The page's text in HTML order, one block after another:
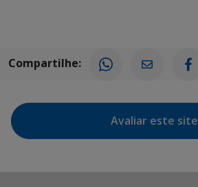
Compartilhe:
Avaliar este site